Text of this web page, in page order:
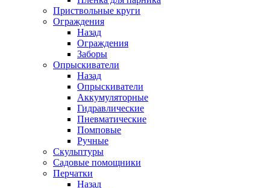
Приствольные круги
Ограждения
Назад
Ограждения
Заборы
Опрыскиватели
Назад
Опрыскиватели
Аккумуляторные
Гидравлические
Пневматические
Помповые
Ручные
Скульптуры
Садовые помощники
Перчатки
Назад